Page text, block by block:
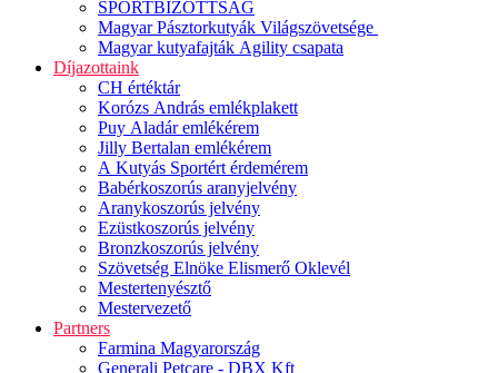
SPORTBIZOTTSÁG
Magyar Pásztorkutyák Világszövetsége
Magyar kutyafajták Agility csapata
Díjazottaink
CH értéktár
Korózs András emlékplakett
Puy Aladár emlékérem
Jilly Bertalan emlékérem
A Kutyás Sportért érdemérem
Babérkoszorús aranyjelvény
Aranykoszorús jelvény
Ezüstkoszorús jelvény
Bronzkoszorús jelvény
Szövetség Elnöke Elismerő Oklevél
Mestertenyésztő
Mestervezető
Partners
Farmina Magyarország
Generali Petcare - DBX Kft